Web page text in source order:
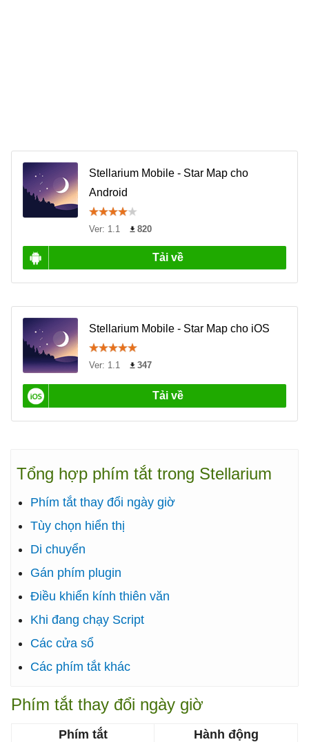
Tổng hợp phím tắt trong Stellarium
Phím tắt thay đổi ngày giờ
Tùy chọn hiển thị
Di chuyển
Gán phím plugin
Điều khiển kính thiên văn
Khi đang chạy Script
Các cửa sổ
Các phím tắt khác
Phím tắt thay đổi ngày giờ
Phím tắt Hành động